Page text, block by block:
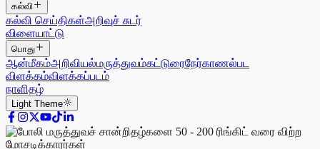
கல்வி
கல்வி செய்திகள்அறிவுச் சுடர்
விளையாட்டு
பொது
ஆன்மீகம்அறிவியல்மருத்துவம்கட்டுரைநேர்காணல்பட
விளக்கம்விளக்கப்படம்
நாளிதழ்
Light Theme